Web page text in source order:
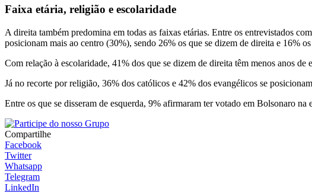
Faixa etária, religião e escolaridade
A direita também predomina em todas as faixas etárias. Entre os entrevistados
posicionam mais ao centro (30%), sendo 26% os que se dizem de direita e 16% os
Com relação à escolaridade, 41% dos que se dizem de direita têm menos anos
Já no recorte por religião, 36% dos católicos e 42% dos evangélicos se
Entre os que se disseram de esquerda, 9% afirmaram ter votado em Bolsonaro
Compartilhe
Facebook
Twitter
Whatsapp
Telegram
LinkedIn